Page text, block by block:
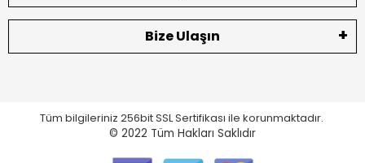
Bize Ulaşın
Tüm bilgileriniz 256bit SSL Sertifikası ile korunmaktadır.
© 2022 Tüm Hakları Saklıdır